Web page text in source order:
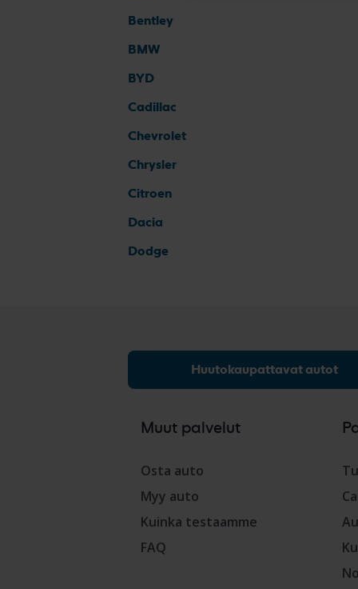
Bentley
BMW
BYD
Cadillac
Chevrolet
Chrysler
Citroen
Dacia
Dodge
Huutokaupattavat autot
Muut palvelut
Osta auto
Myy auto
Kuinka testaamme
FAQ